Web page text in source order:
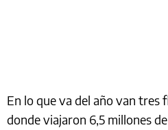
En lo que va del año van tres
donde viajaron 6,5 millones